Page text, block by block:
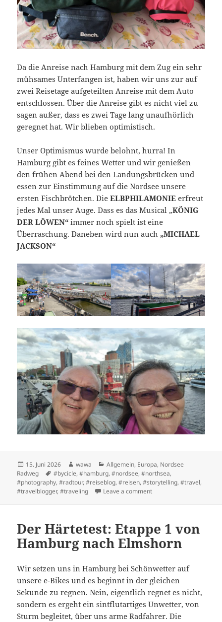
Da die Anreise nach Hamburg mit dem Zug ein sehr
mühsames Unterfangen ist, haben wir uns zur auf
zwei Reisetage aufgeteilten Anreise mit dem Auto
entschlossen. Über die Anreise gibt es nicht viel zu
sagen außer, dass es zwei Tage lang unaufhörlich
geregnet hat. Wir blieben optimistisch.
Unser Optimismus wurde belohnt, hurra! In
Hamburg gibt es feines Wetter und wir genießen
den frühen Abend bei den Landungsbrücken und
essen zur Einstimmung auf die Nordsee unsere
ersten Fischbrötchen. DieELBPHILAMONIEerfreut
jedes Mal unser Auge. Dass es das Musical „KÖNIG
DER LÖWEN“ immer noch spielt ist eine
Überraschung. Daneben wird nun auch „MICHAEL
JACKSON“
Posted
on
15. Juni 2026 Author
wawa Categories
Allgemein, Europa, Nordsee
Radweg
Tags
#bycicle,#hamburg,#nordsee,#northsea,
#photography,#radtour,#reiseblog,#reisen,#storytelling,#travel,
#travelblogger,#traveling Leave a commenton Eine Radreise pro
Der Härtetest: Etappe 1 von
Hamburg nach Elmshorn
Wir setzen uns in Hamburg bei Schönwetter auf
unsere e-Bikes und es beginnt in der gleichen
Sekunde zu regnen. Nein, eigentlich regnet es nicht,
sondern es ergeht ein sintflutartiges Unwetter, von
Sturm begleitet, über uns arme Radfahrer. Die